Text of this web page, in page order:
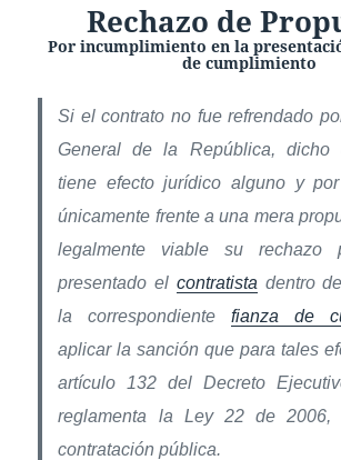
Rechazo de
Por incumplimiento en la
de cumplimiento
Si el contrato no fue refrendado
General de la República, dicho
tiene efecto jurídico alguno y
únicamente frente a una mera
legalmente viable su rechazo
presentado el contratista dentro
la correspondientefianza de
aplicar la sanción que para tales
artículo 132 del Decreto
reglamenta la Ley 22 de 2006,
contratación pública.